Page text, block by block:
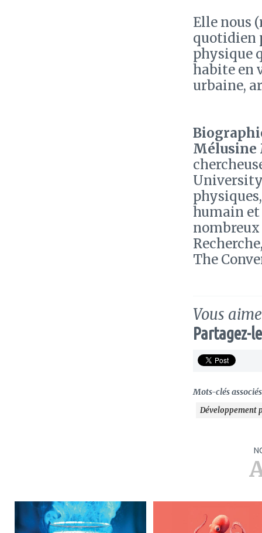
Elle nous
quotidien
physique
habite en
urbaine,
humain et
nombreux
The
Vous
Partagez-
Mots-clés
Développement
à
mes
favoris